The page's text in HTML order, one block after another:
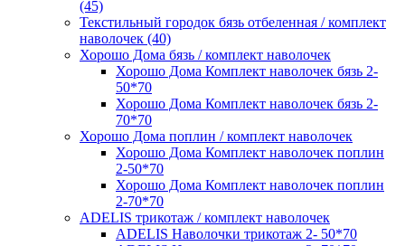
(45)
Текстильный городок бязь отбеленная / комплект
наволочек (40)
Хорошо Дома бязь / комплект наволочек
Хорошо Дома Комплект наволочек бязь 2-
50*70
Хорошо Дома Комплект наволочек бязь 2-
70*70
Хорошо Дома поплин / комплект наволочек
Хорошо Дома Комплект наволочек поплин
2-50*70
Хорошо Дома Комплект наволочек поплин
2-70*70
ADELIS трикотаж / комплект наволочек
ADELIS Наволочки трикотаж 2- 50*70